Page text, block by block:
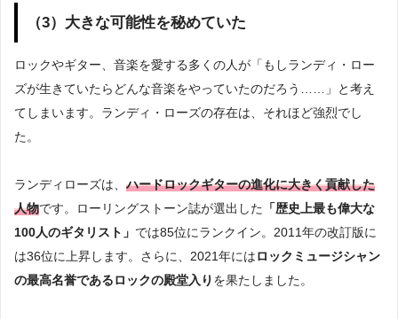
（3）大きな可能性を秘めていた
ロックやギター、音楽を愛する多くの人が「もしランディ・ロー
ズが生きていたらどんな音楽をやっていたのだろう……」と考え
てしまいます。ランディ・ローズの存在は、それほど強烈でし
た。
ランディローズは、ハードロックギターの進化に大きく貢献した
人物です。ローリングストーン誌が選出した
「歴史上最も偉大な
100人のギタリスト」 では85位にランクイン。2011年の改訂版に
は36位に上昇します。さらに、2021年にはロックミュージシャン
の最高名誉であるロックの殿堂入り を果たしました。